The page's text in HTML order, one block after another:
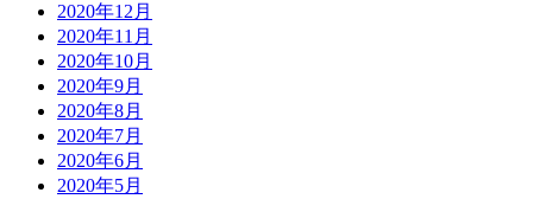
2020年12月
2020年11月
2020年10月
2020年9月
2020年8月
2020年7月
2020年6月
2020年5月